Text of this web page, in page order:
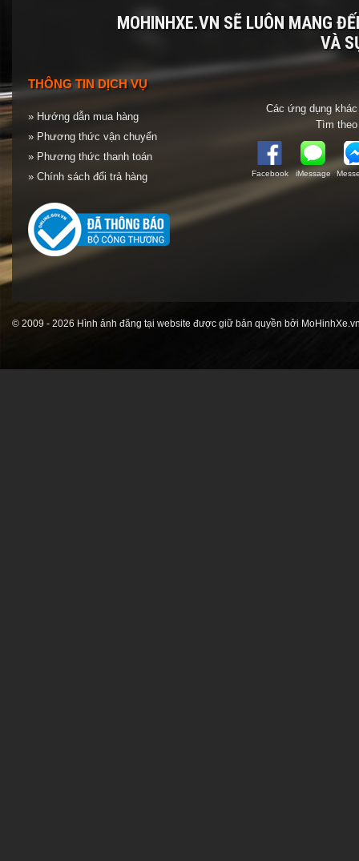
MOHINHXE.VN SẼ LUÔN MANG
VÀ
THÔNG TIN DỊCH VỤ
» Hướng dẫn mua hàng
» Phương thức vận chuyển
» Phương thức thanh toán
» Chính sách đổi trả hàng
Các ứng dụng
Tìm
Facebook iMessage
© 2009 - 2026 Hình ảnh đăng tại website được giữ bản quyền bởi